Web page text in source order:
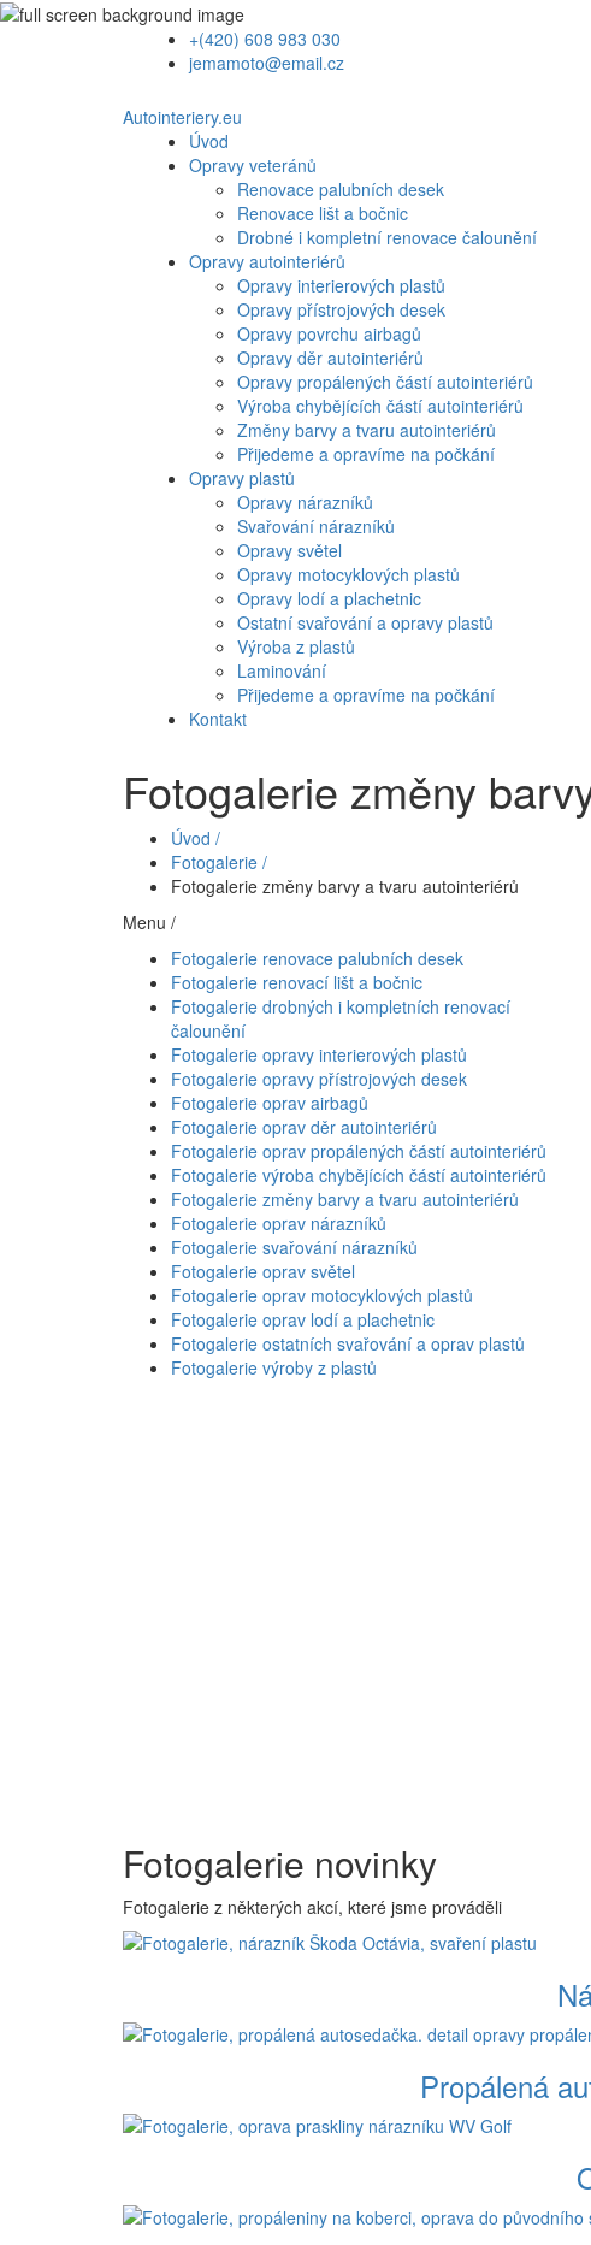
+(420) 608 983 030
jemamoto@email.cz
Autointeriery.eu
Úvod
Opravy veteránů
Renovace palubních desek
Renovace lišt a bočnic
Drobné i kompletní renovace čalounění
Opravy autointeriérů
Opravy interierových plastů
Opravy přístrojových desek
Opravy povrchu airbagů
Opravy děr autointeriérů
Opravy propálených částí autointeriérů
Výroba chybějících částí autointeriérů
Změny barvy a tvaru autointeriérů
Přijedeme a opravíme na počkání
Opravy plastů
Opravy nárazníků
Svařování nárazníků
Opravy světel
Opravy motocyklových plastů
Opravy lodí a plachetnic
Ostatní svařování a opravy plastů
Výroba z plastů
Laminování
Přijedeme a opravíme na počkání
Kontakt
Fotogalerie změny
Úvod /
Fotogalerie /
Fotogalerie změny barvy a tvaru autointeriérů
Menu /
Fotogalerie renovace palubních desek
Fotogalerie renovací lišt a bočnic
Fotogalerie drobných i kompletních renovací
čalounění
Fotogalerie opravy interierových plastů
Fotogalerie opravy přístrojových desek
Fotogalerie oprav airbagů
Fotogalerie oprav děr autointeriérů
Fotogalerie oprav propálených částí autointeriérů
Fotogalerie výroba chybějících částí autointeriérů
Fotogalerie změny barvy a tvaru autointeriérů
Fotogalerie oprav nárazníků
Fotogalerie svařování nárazníků
Fotogalerie oprav světel
Fotogalerie oprav motocyklových plastů
Fotogalerie oprav lodí a plachetnic
Fotogalerie ostatních svařování a oprav plastů
Fotogalerie výroby z plastů
Fotogalerie novinky
Fotogalerie z některých akcí, které jsme prováděli
Propálená